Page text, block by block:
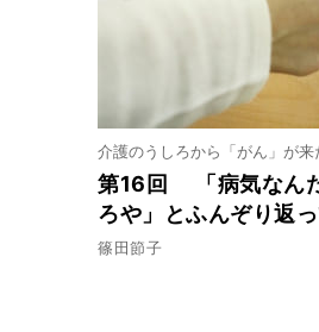
介護のうしろから「がん」が来
第16回 「病気なん
ろや」とふんぞり返
篠田節子